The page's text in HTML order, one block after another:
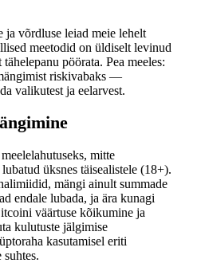
võrdluse leiad meie lehelt
meetodid on üldiselt levinud
pöörata. Pea meeles:
riskivabaks —
valikutest ja eelarvest.
mitte
üksnes täisealistele (18+).
mängi ainult summade
endale lubada, ja ära kunagi
väärtuse kõikumine ja
kulutuste jälgimise
kasutamisel eriti